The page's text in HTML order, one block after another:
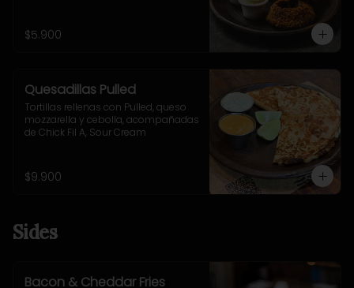
$5.900
Quesadillas Pulled
Tortillas rellenas con Pulled, queso
mozzarella y cebolla, acompañadas
de Chick Fil A, Sour Cream
$9.900
Sides
Bacon & Cheddar Fries